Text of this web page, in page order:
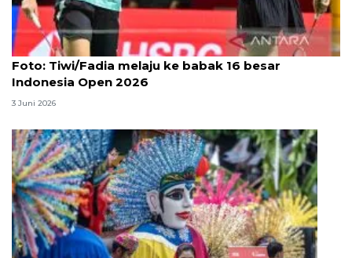
Foto
Foto: Tiwi/Fadia melaju ke babak 16 besar
Indonesia Open 2026
3 Juni 2026